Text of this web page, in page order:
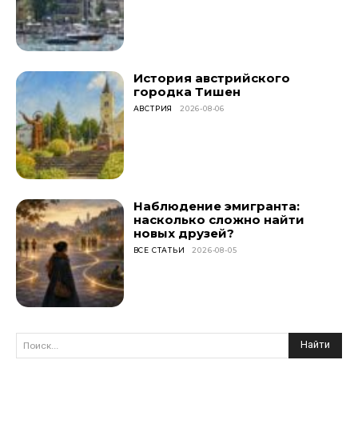
История австрийского
городка Тишен
АВСТРИЯ 2026-08-06
Наблюдение эмигранта:
насколько сложно найти
новых друзей?
ВСЕ СТАТЬИ 2026-08-05
Поиск... Найти